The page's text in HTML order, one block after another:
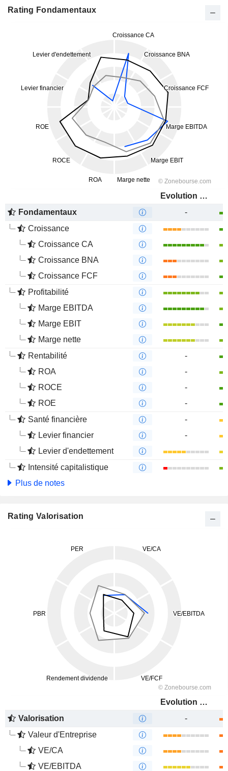
Rating Fondamentaux
Evolution PowerX Corp.
Fondamentaux
-
Croissance
Croissance CA
Croissance BNA
Croissance FCF
Profitabilité
Marge EBITDA
Marge EBIT
Marge nette
Rentabilité
-
ROA
-
ROCE
-
ROE
-
Santé financière
-
Levier financier
-
Levier d'endettement
Intensité capitalistique
Plus de notes
Rating Valorisation
Evolution PowerX Corp.
Valorisation
-
Valeur d'Entreprise
VE/CA
VE/EBITDA